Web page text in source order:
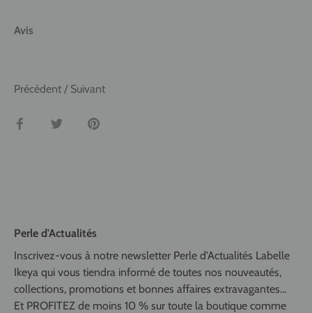
Avis
Précédent / Suivant
Partager TweeterÉpingler
Perle d'Actualités
Inscrivez-vous à notre newsletter Perle d'Actualités Labelle
Ikeya qui vous tiendra informé de toutes nos nouveautés,
collections, promotions et bonnes affaires extravagantes...
Et PROFITEZ de moins 10 % sur toute la boutique comme